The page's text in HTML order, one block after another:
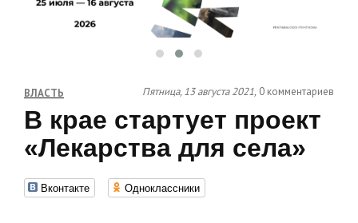
ВЛАСТЬ Пятница, 13 августа 2021, 0 комментариев
В крае стартует проект
«Лекарства для села»
Вконтакте Одноклассники